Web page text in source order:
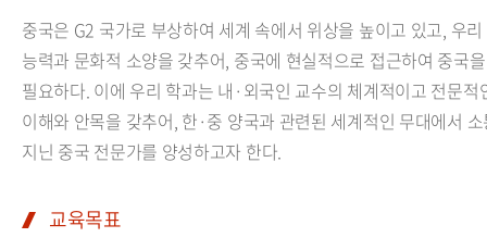
중국은 G2 국가로 부상하여 세계 속에서 위상을 높이고 있고, 우
능력과 문화적 소양을 갖추어, 중국에 현실적으로 접근하여 중국
필요하다. 이에 우리 학과는 내·외국인 교수의 체계적이고 전문
이해와 안목을 갖추어, 한·중 양국과 관련된 세계적인 무대에서
지닌 중국 전문가를 양성하고자 한다.
교육목표